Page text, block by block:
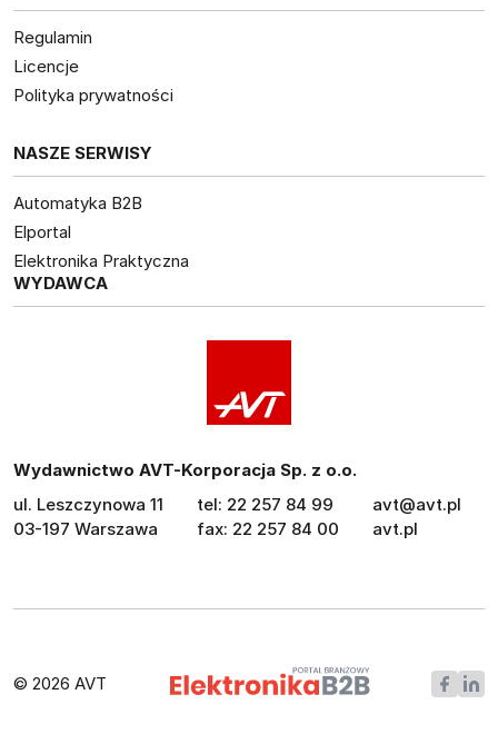
Regulamin
Licencje
Polityka prywatności
NASZE SERWISY
Automatyka B2B
Elportal
Elektronika Praktyczna
WYDAWCA
Wydawnictwo AVT-Korporacja Sp. z o.o.
ul. Leszczynowa 11
03-197 Warszawa
tel: 22 257 84 99
fax: 22 257 84 00
avt@avt.pl
avt.pl
© 2026 AVT